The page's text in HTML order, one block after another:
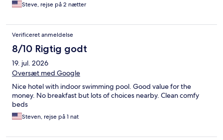
Steve, rejse på 2 nætter
Verificeret anmeldelse
8/10 Rigtig godt
19. jul. 2026
Oversæt med Google
Nice hotel with indoor swimming pool. Good value for the
money. No breakfast but lots of choices nearby. Clean comfy
beds
Steven, rejse på 1 nat